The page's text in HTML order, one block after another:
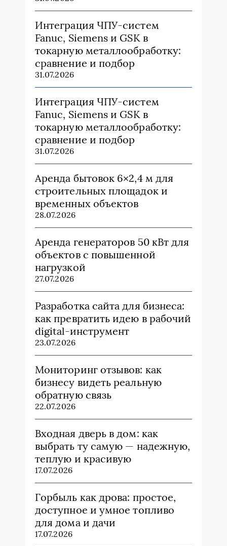
Интеграция ЧПУ-систем
Fanuc, Siemens и GSK в
токарную металлообработку:
сравнение и подбор
31.07.2026
Интеграция ЧПУ-систем
Fanuc, Siemens и GSK в
токарную металлообработку:
сравнение и подбор
31.07.2026
Аренда бытовок 6×2,4 м для
строительных площадок и
временных объектов
28.07.2026
Аренда генераторов 50 кВт для
объектов с повышенной
нагрузкой
27.07.2026
Разработка сайта для бизнеса:
как превратить идею в рабочий
digital-инструмент
23.07.2026
Мониторинг отзывов: как
бизнесу видеть реальную
обратную связь
22.07.2026
Входная дверь в дом: как
выбрать ту самую — надежную,
теплую и красивую
17.07.2026
Горбыль как дрова: простое,
доступное и умное топливо
для дома и дачи
17.07.2026